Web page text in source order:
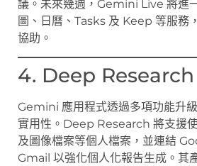
議。未來幾週，Gemini Live 將進
圖、日曆、Tasks 及 Keep 等服務
協助。
4. Deep Research
Gemini 應用程式透過多項功能升
實用性。Deep Research 將支援
及圖像檔案等個人檔案，並連結
Gmail 以強化個人化報告生成。其